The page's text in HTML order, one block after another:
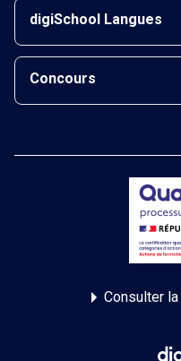
digiSchool Langues
Concours
Consulter la